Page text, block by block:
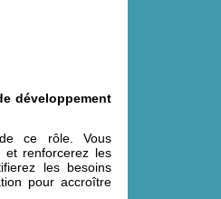
développement
ce rôle. Vous
et renforcerez les
les besoins
pour accroître